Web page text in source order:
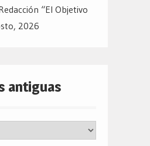
“El Objetivo
2026
antiguas